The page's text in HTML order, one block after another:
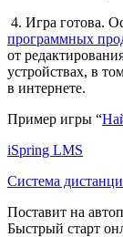
4. Игра готова.
программных
от
устройствах, в
в интернете.
Пример игры “
iSpring LMS
Система
Поставит на
Быстрый старт